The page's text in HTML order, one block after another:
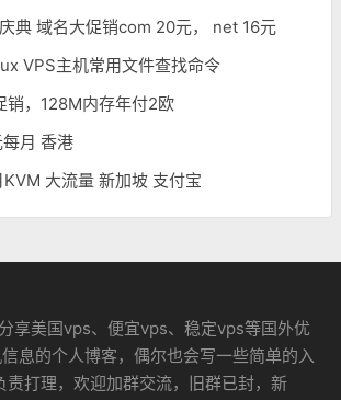
典 域名大促销com 20元， net 16元
VPS主机常用文件查找命令
销，128M内存年付2欧
月 香港
大流量 新加坡 支付宝
享美国vps、便宜vps、稳定vps等国外优
息的个人博客，偶尔也会写一些简单的入
责打理，欢迎加群交流，旧群已封，新